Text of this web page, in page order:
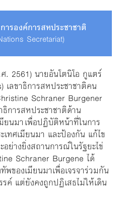
ารองค์การสหประชาชาติ
Secretariat)
2561) นายอันโตนิโอ กูแตร์
เลขาธิการสหประชาชาติคน
Schraner Burgener
การสหประชาชาติด้าน
ยนมา เพื่อปฏิบัติหน้าที่ในการ
ทศเมียนมา และป้องกัน แก้ไข
ย่างยิ่งสถานการณ์ในรัฐยะไข่
Schraner Burgene ได้
ของเมียนมาเพื่อเจรจาร่วมกัน
ค์ แต่ยังคงถูกปฏิเสธไม่ให้เดิน